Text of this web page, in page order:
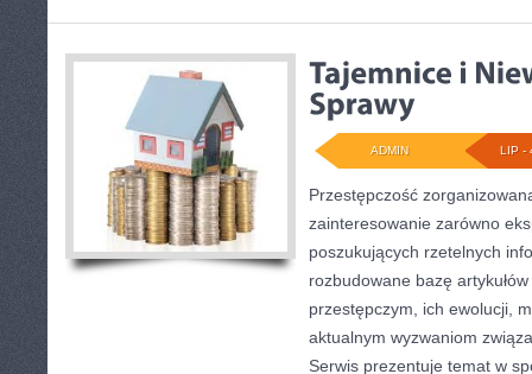
LIP -
ADMIN
Przestępczość
zainteresowanie zarówno
poszukujących rzetelnych
rozbudowane bazę
przestępczym, ich ewolucji,
aktualnym wyzwaniom
Serwis prezentuje temat w